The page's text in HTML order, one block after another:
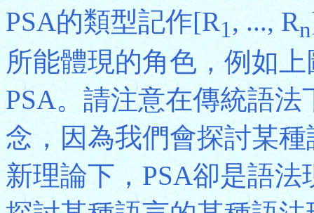
PSA的類型記作[R1, ..., Rn
所能體現的角色，例如
PSA。請注意在傳統語
念，因為我們會探討某
新理論下，PSA卻是語